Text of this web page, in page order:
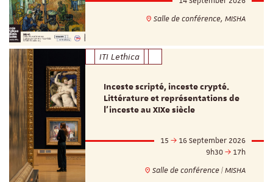
Salle de conférence, MISHA
ITI Lethica
Inceste scripté, inceste crypté.
Littérature et représentations de
l’inceste au XIXe siècle
15
16 September 2026
9h30
17h
Salle de conférence | MISHA